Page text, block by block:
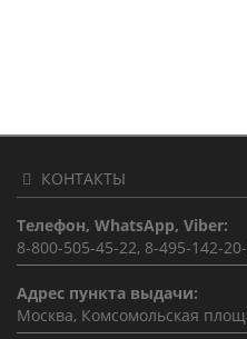
КОНТАКТЫ
Телефон, WhatsApp, Viber:
8-800-505-45-22, 8-495-142-
Адрес пункта выдачи:
Москва, Комсомольская